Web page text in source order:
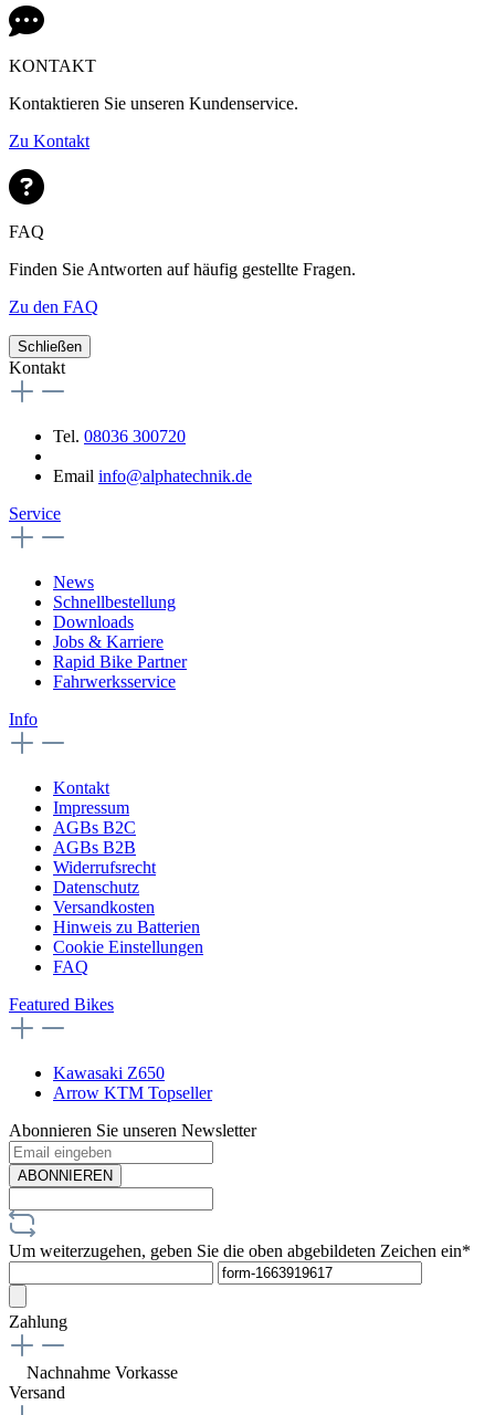
KONTAKT
Kontaktieren Sie unseren Kundenservice.
Zu Kontakt
FAQ
Finden Sie Antworten auf häufig gestellte Fragen.
Zu den FAQ
Schließen
Kontakt
Tel. 08036 300720
Email info@alphatechnik.de
Service
News
Schnellbestellung
Downloads
Jobs & Karriere
Rapid Bike Partner
Fahrwerksservice
Info
Kontakt
Impressum
AGBs B2C
AGBs B2B
Widerrufsrecht
Datenschutz
Versandkosten
Hinweis zu Batterien
Cookie Einstellungen
FAQ
Featured Bikes
Kawasaki Z650
Arrow KTM Topseller
Abonnieren Sie unseren Newsletter
ABONNIEREN
Um weiterzugehen, geben Sie die oben abgebildeten Zeichen ein*
Zahlung
Nachnahme Vorkasse
Versand